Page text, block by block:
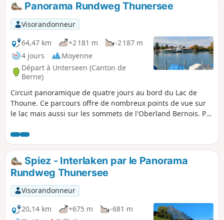
Panorama Rundweg Thunersee
Visorandonneur
64,47 km
+2 181 m
-2 187 m
4 jours
Moyenne
Départ à Unterseen (Canton de
Berne)
Circuit panoramique de quatre jours au bord du Lac de
Thoune. Ce parcours offre de nombreux points de vue sur
le lac mais aussi sur les sommets de l'Oberland Bernois. Par
Jungfrau ou encore le Schreckhorn. Vous découvrirez aussi
le charme des villes étape. Interlaken, à l'extrémité Est du
Lac de Thoune est le point de départ de cet itinéraire.
Spiez - Interlaken par le Panorama
Rundweg Thunersee
Visorandonneur
20,14 km
+675 m
-681 m